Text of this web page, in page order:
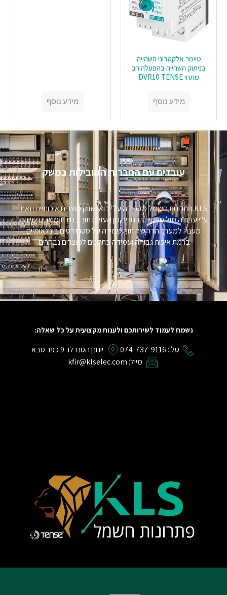
טיימר אלקטרוני השהייה
בניתוק השהייה בהפעלה רב
מתחי DVR10 TENSE
מידע נוסף מידע נוסף
עובדים עם החברות המובילות במשק​
KLS פתרונות חשמל מקפידה על יבוא ושווק מוצרים איכותיים וזאת
ע"י עבודה מול ספקים נבחרים מן העולם תוך בחירת מוצרים שייתנו
מענה למערך הדרישה תוך שמירה על סטנדרטים בינלאומיים
ברמת איכות גבוהה ועמידה בתקנים למוצרים נבחרים.
נשמח לעמוד לשירותכם ולענות מקצועית על כל שאלה:
טל': 074-737-9116
יוחנן הסנדלר 9 כפר סבא
מייל: kfir@klselec.com